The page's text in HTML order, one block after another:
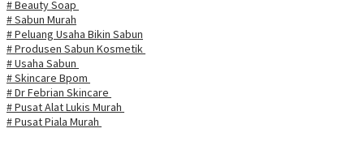
# Beauty Soap
# Sabun Murah
# Peluang Usaha Bikin Sabun
# Produsen Sabun Kosmetik
# Usaha Sabun
# Skincare Bpom
# Dr Febrian Skincare
# Pusat Alat Lukis Murah
# Pusat Piala Murah